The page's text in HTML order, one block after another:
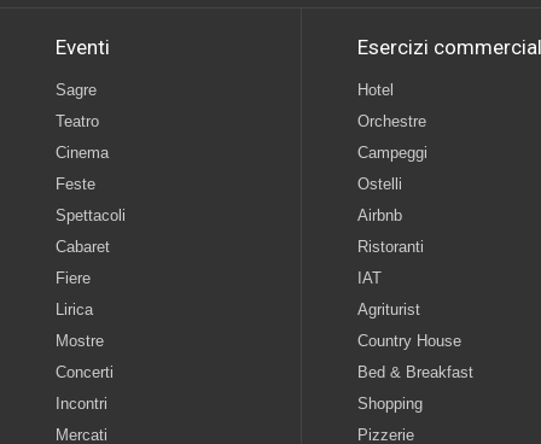
Eventi
Sagre
Teatro
Cinema
Feste
Spettacoli
Cabaret
Fiere
Lirica
Mostre
Concerti
Incontri
Mercati
Esercizi
Hotel
Orchestre
Campeggi
Ostelli
Airbnb
Ristoranti
IAT
Agriturist
Country House
Bed & Breakfast
Shopping
Pizzerie